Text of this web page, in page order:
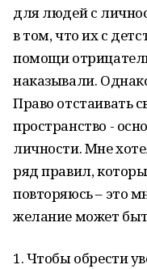
для людей с
в том, что их с
помощи
наказывали.
Право отстаивать
пространство -
личности. Мне
ряд правил,
повторяюсь – это
желание может
1. Чтобы обрести